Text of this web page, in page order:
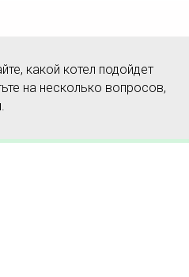
какой котел подойдет
на несколько вопросов,